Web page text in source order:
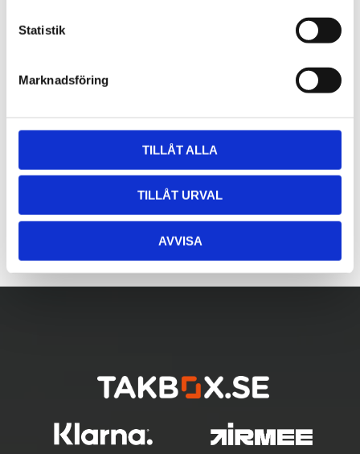
Statistik
Marknadsföring
TILLÅT ALLA
TILLÅT URVAL
AVVISA